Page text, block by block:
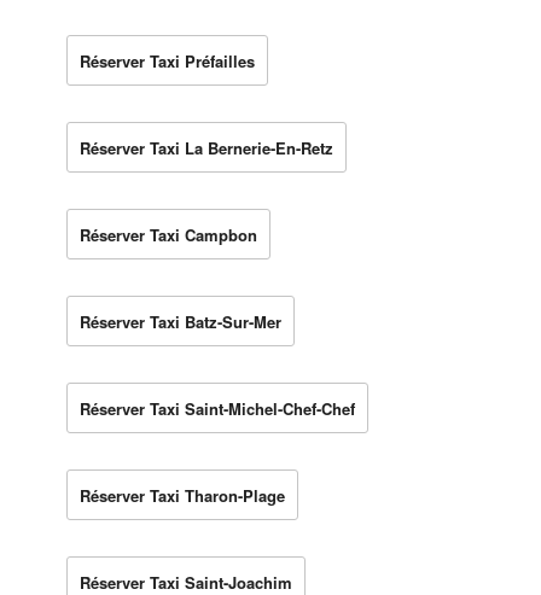
Réserver Taxi Préfailles
Réserver Taxi La Bernerie-En-Retz
Réserver Taxi Campbon
Réserver Taxi Batz-Sur-Mer
Réserver Taxi Saint-Michel-Chef-Chef
Réserver Taxi Tharon-Plage
Réserver Taxi Saint-Joachim